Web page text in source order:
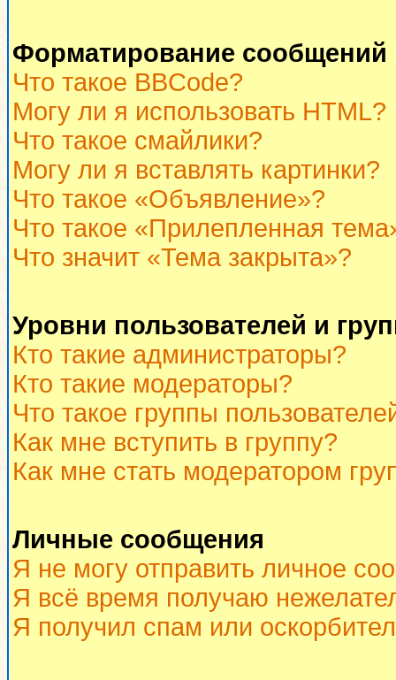
Форматирование
Что такое BBCode?
Могу ли я использовать HTML?
Что такое смайлики?
Могу ли я вставлять картинки?
Что такое «Объявление»?
Что такое «Прилепленная
Что значит «Тема закрыта»?
Уровни пользователей и
Кто такие администраторы?
Кто такие модераторы?
Что такое группы
Как мне вступить в группу?
Как мне стать модератором
Личные сообщения
Я не могу отправить личное
Я всё время получаю
Я получил спам или